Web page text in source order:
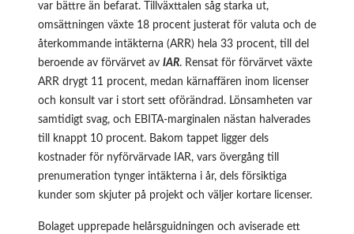
var bättre än befarat. Tillväxttalen såg starka ut,
omsättningen växte 18 procent justerat för valuta och de
återkommande intäkterna (ARR) hela 33 procent, till del
beroende av förvärvet av IAR. Rensat för förvärvet växte
ARR drygt 11 procent, medan kärnaffären inom licenser
och konsult var i stort sett oförändrad. Lönsamheten var
samtidigt svag, och EBITA-marginalen nästan halverades
till knappt 10 procent. Bakom tappet ligger dels
kostnader för nyförvärvade IAR, vars övergång till
prenumeration tynger intäkterna i år, dels försiktiga
kunder som skjuter på projekt och väljer kortare licenser.
Bolaget upprepade helårsguidningen och aviserade ett